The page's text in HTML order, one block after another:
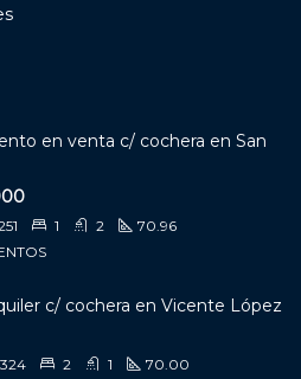
en venta c/ cochera en San
1 2
70.96
c/ cochera en Vicente López
2 1
70.00